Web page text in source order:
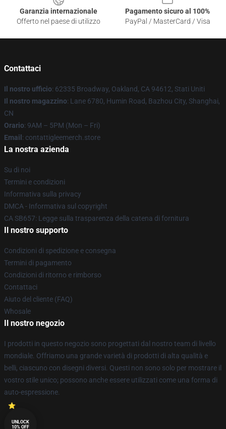
Garanzia internazionale
Offerto nel paese di utilizzo
Pagamento sicuro al 100%
PayPal / MasterCard / Visa
Contattaci
Il nostro ufficio: 62335 Broadway, Oakland, CA 94612, Stati Uniti
Il nostro magazzino: Lane 6780, Humin Road, Bazhou City, Shanghai,
CN
Orario: 9AM – 5PM (Mon – Fri)
Email : contattigleemerch.store
La nostra azienda
Su di noi
Termini e condizioni
Informativa sulla privacy
DMCA - Informativa sul copyright
CA SB657: Legge sulla trasparenza della catena di fornitura
Il nostro supporto
Condizioni di spedizione e consegna
Termini di pagamento
Condizioni di ritorno e rimborso
Contattaci
Aiuto del cliente (FAQ)
Whosale
Il nostro negozio
I prodotti in questo negozio sono progettati dal nostro team di livello
mondiale. Offriamo una grande varietà di prodotti di alta qualità e
belli, ciascuno con disegni diversi. Questi non sono solo per mostrare il
vostro stile unico; possono anche essere utilizzati come una forma di
auto-espressione.
UNLOCK
10% OFF